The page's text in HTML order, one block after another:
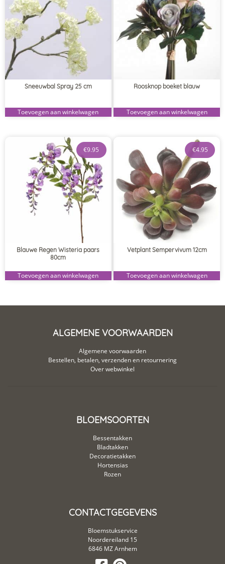
Sneeuwbal Spray 25 cm
Toevoegen aan winkelwagen
Roosknop boeket blauw
Toevoegen aan winkelwagen
Blauwe Regen Wisteria paars
80cm
€9.95
Toevoegen aan winkelwagen
Vetplant Sempervivum 12cm
€4.95
Toevoegen aan winkelwagen
ALGEMENE VOORWAARDEN
Algemene voorwaarden
Bestellen, betalen, verzenden en retournering
Over webwinkel
BLOEMSOORTEN
Bessentakken
Bladtakken
Decoratietakken
Hortensias
Rozen
CONTACTGEGEVENS
Bloemstukservice
Noordereiland 15
6846 MZ Arnhem